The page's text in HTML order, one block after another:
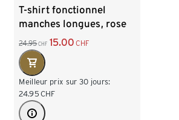
T-shirt fonctionnel
manches longues, rose
fluo
24.95 CHF 15.00 CHF
Meilleur prix sur 30 jours:
24.95 CHF